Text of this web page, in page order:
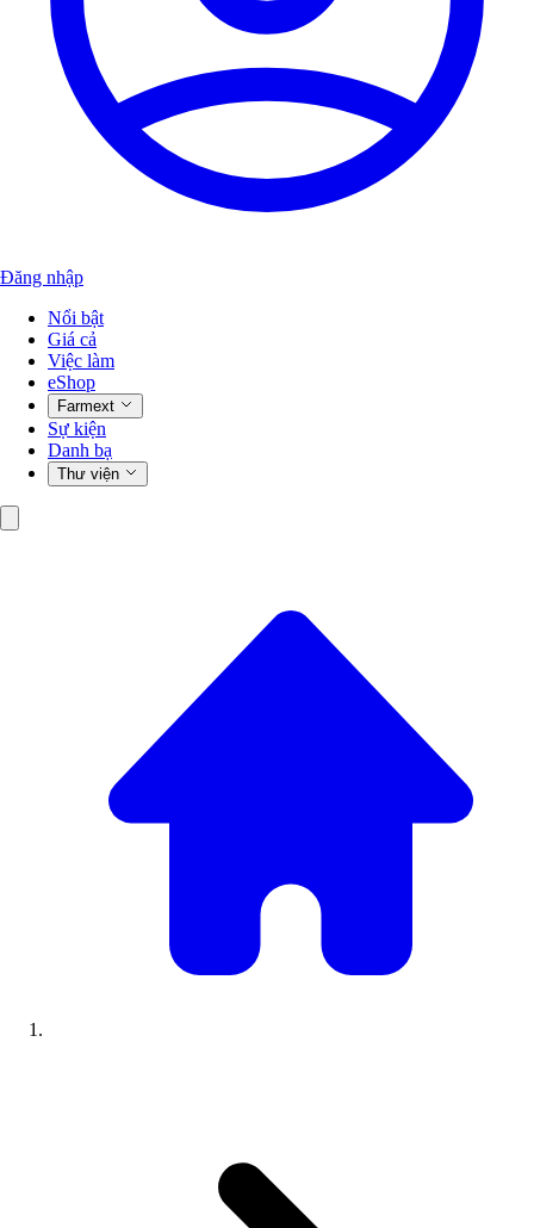
Đăng nhập
Nổi bật
Giá cả
Việc làm
eShop
Farmext
Sự kiện
Danh bạ
Thư viện